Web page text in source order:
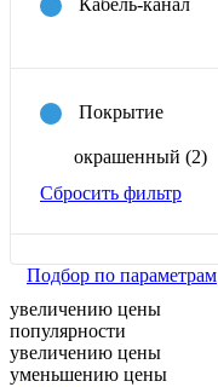
Покрытие
окрашенный (2)
Сбросить фильтр
Подбор по параметрам
увеличению цены
популярности
увеличению цены
уменьшению цены